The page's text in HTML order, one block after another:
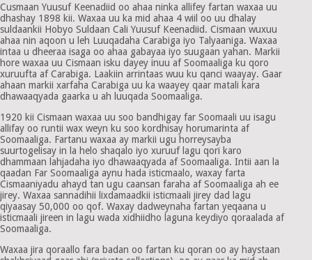
Cusmaan Yuusuf Keenadiid oo ahaa ninka allifey fartan waxaa uu
dhashay 1898 kii. Waxaa uu ka mid ahaa 4 wiil oo uu dhalay
suldaankii Hobyo Suldaan Cali Yuusuf Keenadiid. Cismaan wuxuu
ahaa nin aqoon u leh Luuqadaha Carabiga iyo Talyaaniga. Waxaa
intaa u dheeraa isaga oo ahaa gabayaa iyo suugaan yahan. Markii
hore waxaa uu Cismaan isku dayey inuu af Soomaaliga ku qoro
xuruufta af Carabiga. Laakiin arrintaas wuu ku qanci waayay. Gaar
ahaan markii xarfaha Carabiga uu ka waayey qaar matali kara
dhawaaqyada gaarka u ah luuqada Soomaaliga.
1920 kii Cismaan waxaa uu soo bandhigay far Soomaali uu isagu
allifay oo runtii wax weyn ku soo kordhisay horumarinta af
Soomaaliga. Fartanu waxaa ay markii ugu horreysayba
suurtogelisay in la helo shaqalo iyo xuruuf lagu qori karo
dhammaan lahjadaha iyo dhawaaqyada af Soomaaliga. Intii aan la
qaadan Far Soomaaliga aynu hada isticmaalo, waxay farta
Cismaaniyadu ahayd tan ugu caansan faraha af Soomaaliga ah ee
jirey. Waxaa sannadihii lixdamaadkii isticmaali jirey dad lagu
qiyaasay 50,000 oo qof. Waxay dadweynaha fartan yeqaana u
isticmaali jireen in lagu wada xidhiidho laguna keydiyo qoraalada af
Soomaaliga.
Waxaa jira qoraallo fara badan oo fartan ku qoran oo ay haystaan